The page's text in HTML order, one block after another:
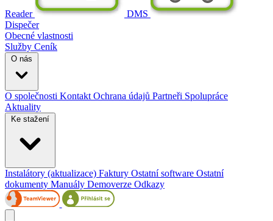
Reader
DMS
Dispečer
Obecné vlastnosti
Služby Ceník
O nás
O společnosti Kontakt Ochrana údajů Partneři Spolupráce
Aktuality
Ke stažení
Instalátory (aktualizace) Faktury Ostatní software Ostatní
dokumenty Manuály Demoverze Odkazy